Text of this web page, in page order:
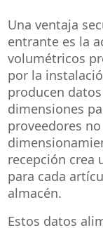
Una ventaja
entrante es la
volumétricos
por la
producen
dimensiones
proveedores
recepción crea
para cada
almacén.
Estos datos